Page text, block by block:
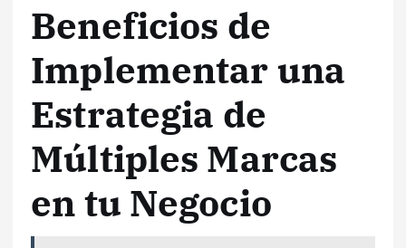
Beneficios de
Implementar una
Estrategia de
Múltiples Marcas
en tu Negocio